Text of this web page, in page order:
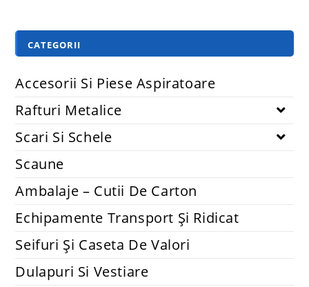
CATEGORII
Accesorii Si Piese Aspiratoare
Rafturi Metalice
Scari Si Schele
Scaune
Ambalaje – Cutii De Carton
Echipamente Transport Și Ridicat
Seifuri Și Caseta De Valori
Dulapuri Si Vestiare